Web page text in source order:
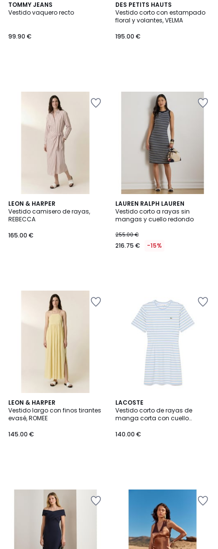
TOMMY JEANS
Vestido vaquero recto
99.90 €
DES PETITS HAUTS
Vestido corto con estampado
floral y volantes, VELMA
195.00 €
LEON & HARPER
Vestido camisero de rayas,
REBECCA
165.00 €
LAUREN RALPH LAUREN
Vestido corto a rayas sin
mangas y cuello redondo
255.00 €
216.75 € -15%
LEON & HARPER
Vestido largo con finos tirantes
evasé, ROMEE
145.00 €
LACOSTE
Vestido corto de rayas de
manga corta con cuello
140.00 €